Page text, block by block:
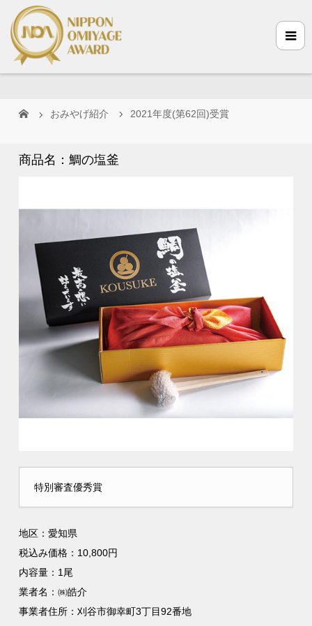
おみやげ紹介 2021年度(第62回)受賞
商品名：鯛の塩釜
特別審査優秀賞
地区：愛知県
税込み価格：10,800円
内容量：1尾
業者名：㈱皓介
事業者住所：刈谷市御幸町3丁目92番地